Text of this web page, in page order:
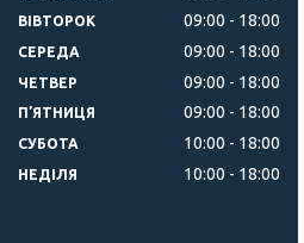
ВІВТОРОК 09:00 18:00
СЕРЕДА 09:00 18:00
ЧЕТВЕР 09:00 18:00
ПʼЯТНИЦЯ 09:00 18:00
СУБОТА 10:00 18:00
НЕДІЛЯ 10:00 18:00